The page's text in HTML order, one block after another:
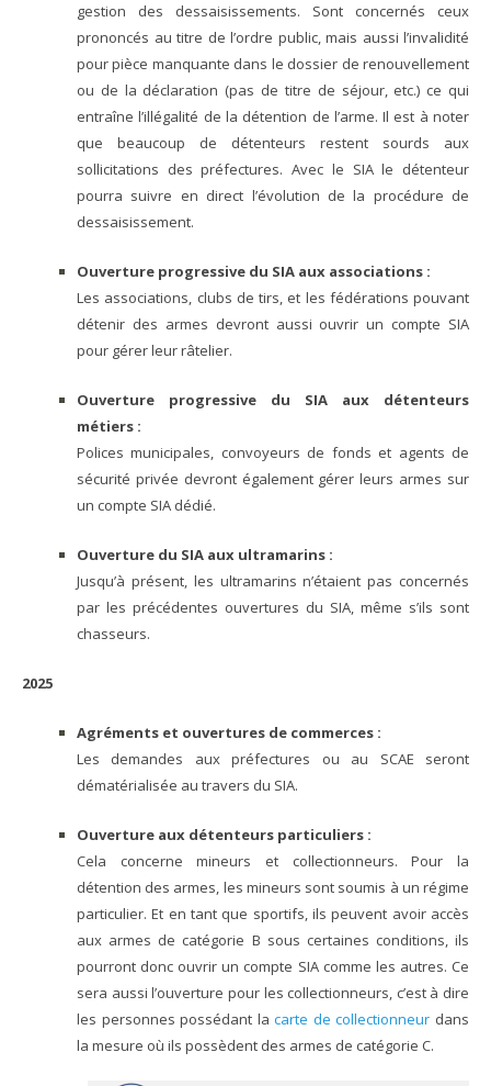
gestion des dessaisissements. Sont concernés ceux
prononcés au titre de l’ordre public, mais aussi l’invalidité
pour pièce manquante dans le dossier de renouvellement
ou de la déclaration (pas de titre de séjour, etc.) ce qui
entraîne l’illégalité de la détention de l’arme. Il est à noter
que beaucoup de détenteurs restent sourds aux
sollicitations des préfectures. Avec le SIA le détenteur
pourra suivre en direct l’évolution de la procédure de
dessaisissement.
Ouverture progressive du SIA aux associations :
Les associations, clubs de tirs, et les fédérations pouvant
détenir des armes devront aussi ouvrir un compte SIA
pour gérer leur râtelier.
Ouverture progressive du SIA aux détenteurs
métiers :
Polices municipales, convoyeurs de fonds et agents de
sécurité privée devront également gérer leurs armes sur
un compte SIA dédié.
Ouverture du SIA aux ultramarins :
Jusqu’à présent, les ultramarins n’étaient pas concernés
par les précédentes ouvertures du SIA, même s’ils sont
chasseurs.
2025
Agréments et ouvertures de commerces :
Les demandes aux préfectures ou au SCAE seront
dématérialisée au travers du SIA.
Ouverture aux détenteurs particuliers :
Cela concerne mineurs et collectionneurs. Pour la
détention des armes, les mineurs sont soumis à un régime
particulier. Et en tant que sportifs, ils peuvent avoir accès
aux armes de catégorie B sous certaines conditions, ils
pourront donc ouvrir un compte SIA comme les autres. Ce
sera aussi l’ouverture pour les collectionneurs, c’est à dire
les personnes possédant lacarte de collectionneur dans
la mesure où ils possèdent des armes de catégorie C.